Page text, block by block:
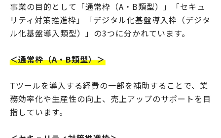
事業の目的として「通常枠（A・B類型）」「セキュ
リティ対策推進枠」「デジタル化基盤導入枠（デジタ
ル化基盤導入類型）」の3つに分かれています。
＜通常枠（A・B類型）＞
Tツールを導入する経費の一部を補助することで、業
務効率化や生産性の向上、売上アップのサポートを目
指しています。